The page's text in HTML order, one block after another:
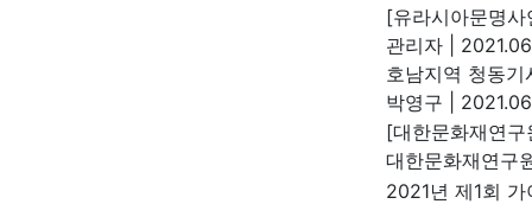
[유라시아문명
관리자
호남지역 청동
박영구
[대한문화재연
대한문화재연구
2021년 제1회